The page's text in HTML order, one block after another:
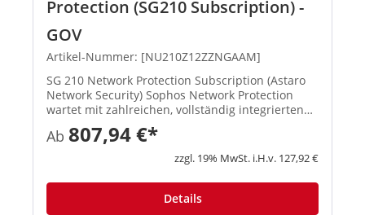
Protection (SG210 Subscription) -
GOV
Artikel-Nummer: [NU210Z12ZZNGAAM]
SG 210 Network Protection Subscription (Astaro
Network Security) Sophos Network Protection
wartet mit zahlreichen, vollständig integrierten
Funktionen auf: Intrusion Protection, Schutz vor
Denial-of-Service-Attacken, VPN-Gateway, HTML5
Ab 807,94 €*
zzgl. 19% MwSt. i.H.v. 127,92 €
Details